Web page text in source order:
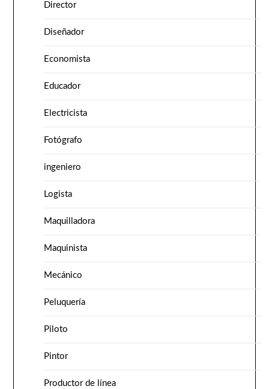
Director
Diseñador
Economista
Educador
Electricista
Fotógrafo
ingeniero
Logista
Maquilladora
Maquinista
Mecánico
Peluquería
Piloto
Pintor
Productor de línea